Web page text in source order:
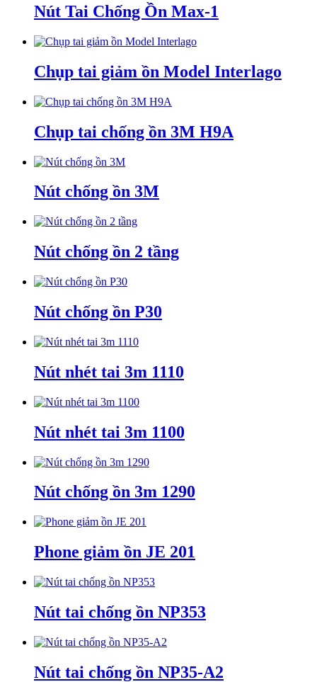
Nút Tai Chống Ồn Max-1
Chụp tai giảm ồn Model Interlago
Chụp tai chống ồn 3M H9A
Nút chống ồn 3M
Nút chống ồn 2 tầng
Nút chống ồn P30
Nút nhét tai 3m 1110
Nút nhét tai 3m 1100
Nút chống ồn 3m 1290
Phone giảm ồn JE 201
Nút tai chống ồn NP353
Nút tai chống ồn NP35-A2